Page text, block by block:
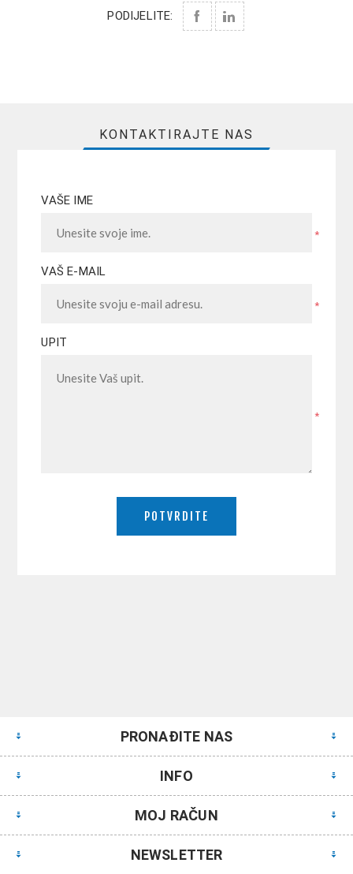
PODIJELITE:
KONTAKTIRAJTE NAS
VAŠE IME
*
VAŠ E-MAIL
*
UPIT
*
PRONAĐITE NAS
INFO
MOJ RAČUN
NEWSLETTER